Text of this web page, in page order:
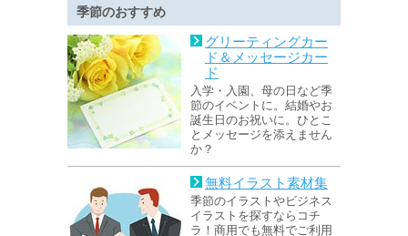
季節のおすすめ
グリーティングカー
ド＆メッセージカー
ド
入学・入園、母の日など季
節のイベントに。結婚やお
誕生日のお祝いに。ひとこ
とメッセージを添えません
か？
無料イラスト素材集
季節のイラストやビジネス
イラストを探すならコチ
ラ！商用でも無料でご利用